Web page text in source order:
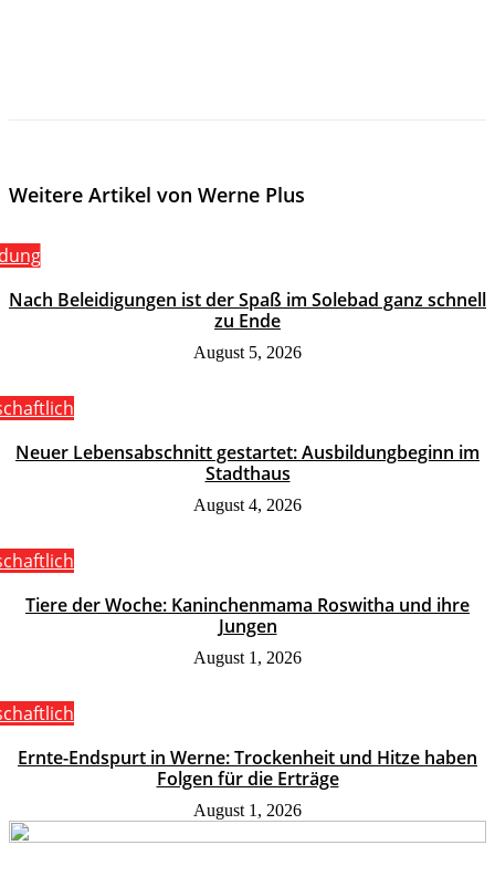
Weitere Artikel von Werne Plus
Nach Beleidigungen ist der Spaß im Solebad ganz schnell
zu Ende
August 5, 2026
Neuer Lebensabschnitt gestartet: Ausbildungbeginn im
Stadthaus
August 4, 2026
Tiere der Woche: Kaninchenmama Roswitha und ihre
Jungen
August 1, 2026
Ernte-Endspurt in Werne: Trockenheit und Hitze haben
Folgen für die Erträge
August 1, 2026